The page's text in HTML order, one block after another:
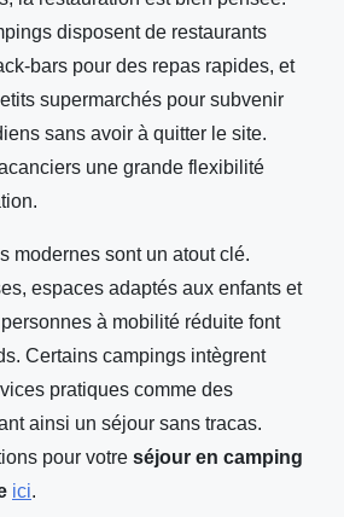
disposent de restaurants
bars pour des repas rapides, et
supermarchés pour subvenir
sans avoir à quitter le site.
une grande flexibilité
modernes sont un atout clé.
espaces adaptés aux enfants et
à mobilité réduite font
Certains campings intègrent
pratiques comme des
ainsi un séjour sans tracas.
pour votre séjour en camping
ici.